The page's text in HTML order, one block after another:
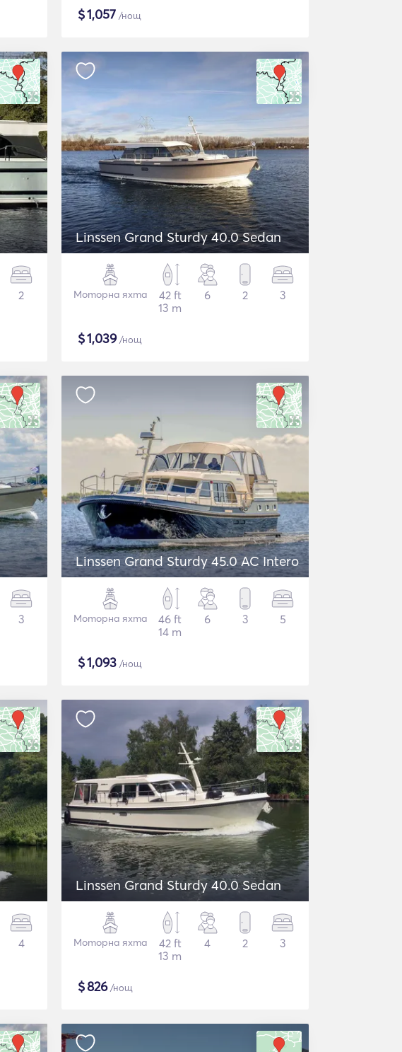
$1,057 /нощ
2
Linssen Grand Sturdy 40.0 Sedan
Моторна яхта
42 ft
13 m
6 2 3
$1,039/нощ
3
Linssen Grand Sturdy 45.0 AC Intero
Моторна яхта
46 ft
14 m
6 3 5
$1,093 /нощ
4
Linssen Grand Sturdy 40.0 Sedan
Моторна яхта
42 ft
13 m
4 2 3
$826/нощ